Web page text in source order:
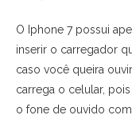
O Iphone 7 possui
inserir o carregador
caso você queira
carrega o celular,
o fone de ouvido